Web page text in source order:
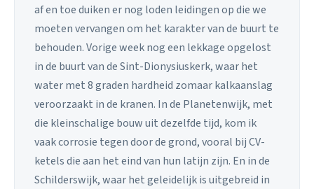
af en toe duiken er nog loden leidingen op die we
moeten vervangen om het karakter van de buurt te
behouden. Vorige week nog een lekkage opgelost
in de buurt van de Sint-Dionysiuskerk, waar het
water met 8 graden hardheid zomaar kalkaanslag
veroorzaakt in de kranen. In de Planetenwijk, met
die kleinschalige bouw uit dezelfde tijd, kom ik
vaak corrosie tegen door de grond, vooral bij CV-
ketels die aan het eind van hun latijn zijn. En in de
Schilderswijk, waar het geleidelijk is uitgebreid in